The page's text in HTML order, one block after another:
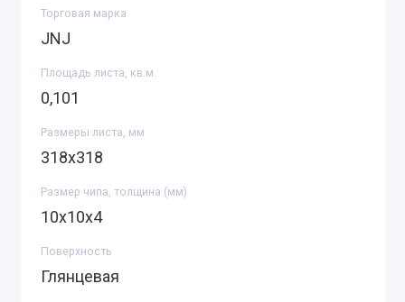
Торговая марка
JNJ
Площадь листа, кв.м.
0,101
Размеры листа, мм
318х318
Размер чипа, толщина (мм)
10х10х4
Поверхность
Глянцевая